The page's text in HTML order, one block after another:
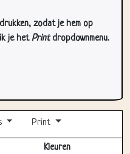
zodat je hem op
je hetPrintdropdownmenu.
Print
Volledig scherm
Kleuren